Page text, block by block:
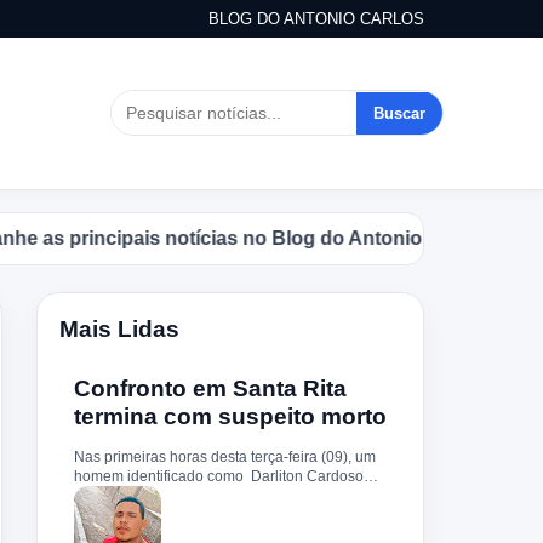
BLOG DO ANTONIO CARLOS
Buscar
as principais notícias no Blog do Antonio Carlos.
Mais Lidas
Confronto em Santa Rita
termina com suspeito morto
Nas primeiras horas desta terça-feira (09), um
homem identificado como Darliton Cardoso
Pereira morreu após confronto com a Polícia
Militar no povoado Timbotiba, zona rural de
Santa Rita. De acordo com a PM, os policiais